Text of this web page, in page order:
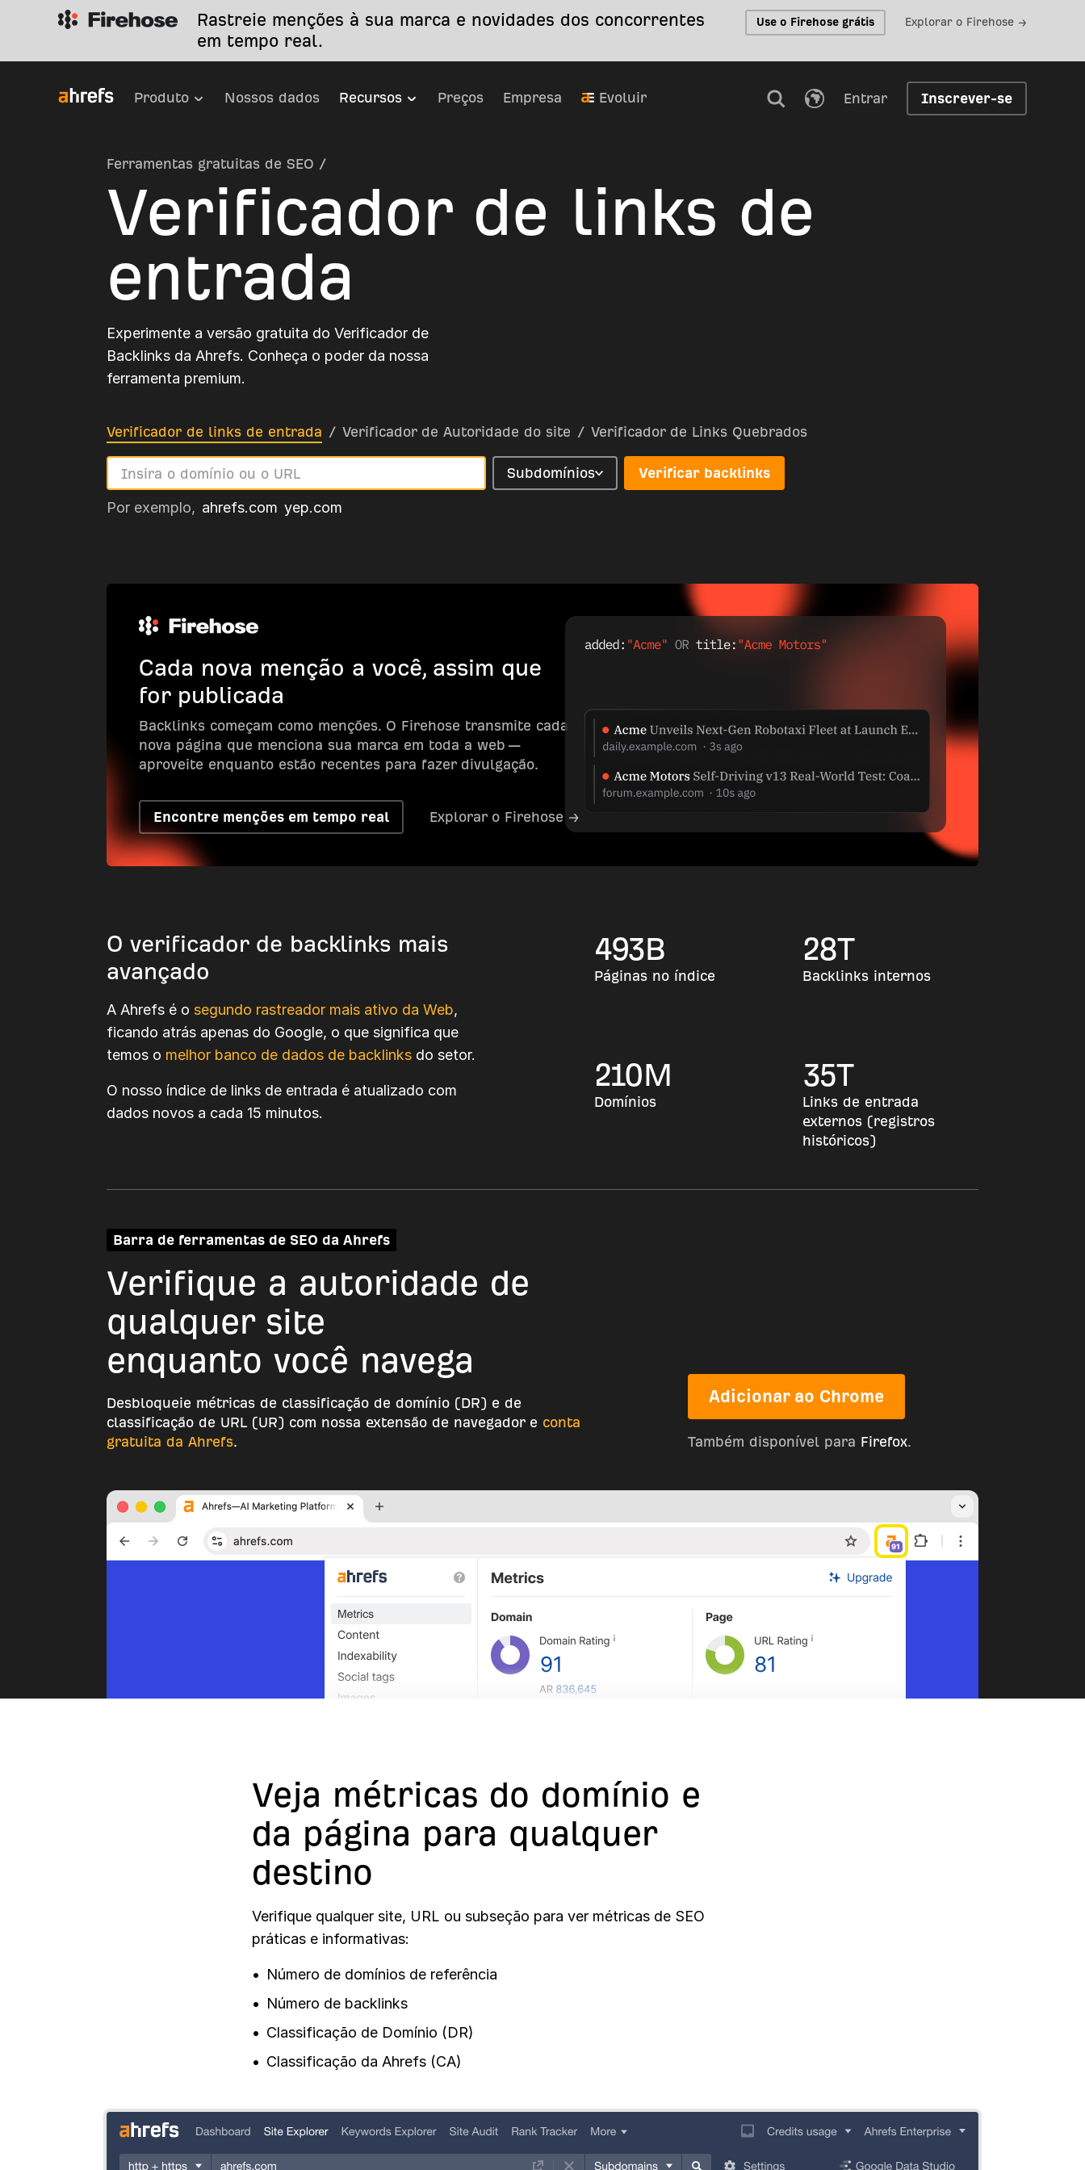
Rastreie menções à sua marca e novidades dos concorrentes
em tempo real.
Use o Firehose grátis Explorar o Firehose →
Produto Nossos dados Recursos Preços Empresa Evoluir Entrar Inscrever-se
Ferramentas gratuitas de SEO /
Verificador de links de
entrada
Experimente a versão gratuita do Verificador de
Backlinks da Ahrefs. Conheça o poder da nossa
ferramenta premium.
Verificador de links de entrada / Verificador de Autoridade do site / Verificador de Links Quebrados
Por exemplo, ahrefs.com yep.com
Subdomínios Verificar backlinks
Cada nova menção a você, assim que
for publicada
Backlinks começam como menções. O Firehose transmite cada
nova página que menciona sua marca em toda a web —
aproveite enquanto estão recentes para fazer divulgação.
Encontre menções em tempo real Explorar o Firehose →
O verificador de backlinks mais
avançado
A Ahrefs é o segundo rastreador mais ativo da Web,
ficando atrás apenas do Google, o que significa que
temos o melhor banco de dados de backlinks do setor.
O nosso índice de links de entrada é atualizado com
dados novos a cada 15 minutos.
493B
Páginas no índice
28T
Backlinks internos
210M
Domínios
35T
Links de entrada
externos (registros
históricos)
Barra de ferramentas de SEO da Ahrefs
Verifique a autoridade de
qualquer site
enquanto você navega
Desbloqueie métricas de classificação de domínio (DR) e de
classificação de URL (UR) com nossa extensão de navegador e conta
gratuita da Ahrefs.
Adicionar ao Chrome
Também disponível para Firefox.
Veja métricas do domínio e
da página para qualquer
destino
Verifique qualquer site, URL ou subseção para ver métricas de SEO
práticas e informativas:
Número de domínios de referência
Número de backlinks
Classificação de Domínio (DR)
Classificação da Ahrefs (CA)